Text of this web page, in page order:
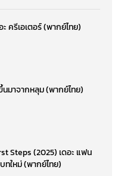
ครีเอเตอร์ (พากย์ไทย)
มาจากหลุม (พากย์ไทย)
Steps (2025) เดอะ แฟน
ใหม่ (พากย์ไทย)